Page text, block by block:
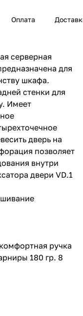
Оплата
серверная
для
шкафа.
стенки для
Имеет
дверь на
позволяет
внутри
двери VD.1
ручка
180 гр. 8